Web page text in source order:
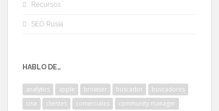
Recursos
SEO Rusia
HABLO DE…
analytics apple browser buscador
buscadores
cine
clientes comerciales
community manager